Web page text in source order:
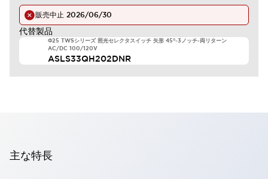
販売中止 2026/06/30
代替製品
Φ25 TWSシリーズ 照光セレクタスイッチ 矢形 45°-3ノッチ-両リターン
AC/DC 100/120V
ASLS33QH202DNR
主な特長